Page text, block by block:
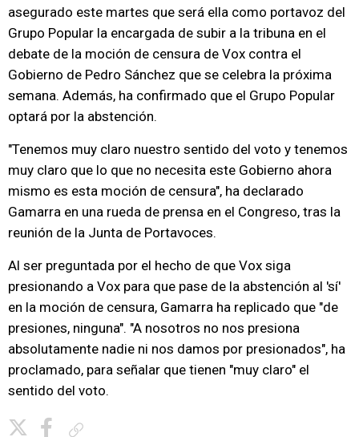
asegurado este martes que será ella como portavoz del
Grupo Popular la encargada de subir a la tribuna en el
debate de la moción de censura de Vox contra el
Gobierno de Pedro Sánchez que se celebra la próxima
semana. Además, ha confirmado que el Grupo Popular
optará por la abstención.
"Tenemos muy claro nuestro sentido del voto y tenemos
muy claro que lo que no necesita este Gobierno ahora
mismo es esta moción de censura", ha declarado
Gamarra en una rueda de prensa en el Congreso, tras la
reunión de la Junta de Portavoces.
Al ser preguntada por el hecho de que Vox siga
presionando a Vox para que pase de la abstención al 'sí'
en la moción de censura, Gamarra ha replicado que "de
presiones, ninguna". "A nosotros no nos presiona
absolutamente nadie ni nos damos por presionados", ha
proclamado, para señalar que tienen "muy claro" el
sentido del voto.